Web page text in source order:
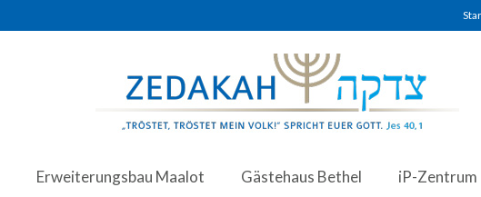
Erweiterungsbau Maalot Gästehaus Bethel iP-Zentrum